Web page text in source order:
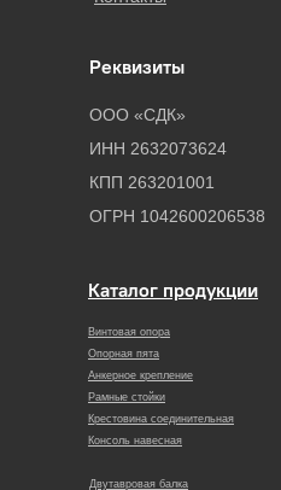
Винтовая опора
Опорная пята
Анкерное крепление
Рамные стойки
Крестовина соединительная
Консоль навесная
Двутавровая балка
Каталог продукции
ООО «СДК»
ИНН 2632073624
КПП 263201001
ОГРН 1042600206538
Реквизиты